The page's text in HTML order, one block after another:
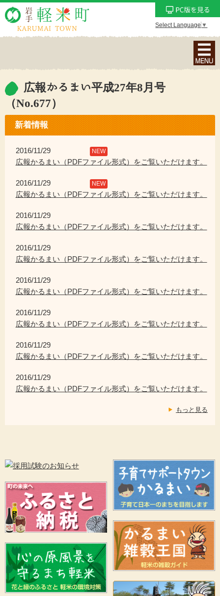
Select Language ▼
ナ
ビ
ン
メ
表
広報かるまい平成27年8月号
（No.677）
新着情報
2016/11/29 NEW
広報かるまい（PDFファイル形式）をご覧いただけます。
2016/11/29 NEW
広報かるまい（PDFファイル形式）をご覧いただけます。
2016/11/29
広報かるまい（PDFファイル形式）をご覧いただけます。
2016/11/29
広報かるまい（PDFファイル形式）をご覧いただけます。
2016/11/29
広報かるまい（PDFファイル形式）をご覧いただけます。
2016/11/29
広報かるまい（PDFファイル形式）をご覧いただけます。
2016/11/29
広報かるまい（PDFファイル形式）をご覧いただけます。
2016/11/29
広報かるまい（PDFファイル形式）をご覧いただけます。
もっと見る